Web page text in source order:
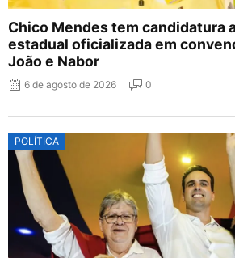
Chico Mendes tem candidatura
estadual oficializada em
João e Nabor
6 de agosto de 2026 0
POLÍTICA